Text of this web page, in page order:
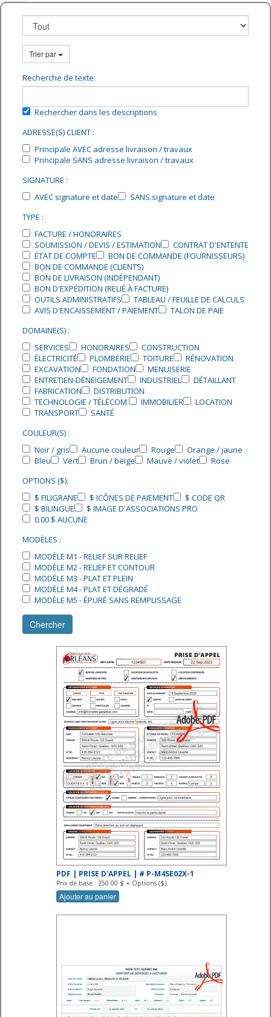
Trier par
Recherche de texte:
Rechercher dans les descriptions
ADRESSE(S) CLIENT :
Principale AVEC adresse livraison / travaux
Principale SANS adresse livraison / travaux
SIGNATURE :
AVEC signature et date
SANS signature et date
TYPE :
FACTURE / HONORAIRES
SOUMISSION / DEVIS / ESTIMATION
CONTRAT D'ENTENTE
ÉTAT DE COMPTE
BON DE COMMANDE (FOURNISSEURS)
BON DE COMMANDE (CLIENTS)
BON DE LIVRAISON (INDÉPENDANT)
BON D'EXPÉDITION (RELIÉ À FACTURE)
OUTILS ADMINISTRATIFS
TABLEAU / FEUILLE DE CALCULS
AVIS D'ENCAISSEMENT / PAIEMENT
TALON DE PAIE
DOMAINE(S) :
SERVICES
HONORAIRES
CONSTRUCTION
ÉLECTRICITÉ
PLOMBERIE TOITURE
RÉNOVATION
EXCAVATION
FONDATION
MENUISERIE
ENTRETIEN-DÉNEIGEMENT
INDUSTRIEL
DÉTAILLANT
FABRICATION
DISTRIBUTION
TECHNOLOGIE / TÉLÉCOM.
IMMOBILIER
LOCATION
TRANSPORT
SANTÉ
COULEUR(S) :
Noir / gris
Aucune couleur Rouge
Orange / jaune
Bleu
Vert Brun / beige Mauve / violet
Rose
OPTIONS ($):
$ FILIGRANE
$ ICÔNES DE PAIEMENT
$ CODE QR
$ BILINGUE
$ IMAGE D'ASSOCIATIONS PRO
0.00 $ AUCUNE
MODÈLES :
MODÈLE M1 - RELIEF SUR RELIEF
MODÈLE M2 - RELIEF ET CONTOUR
MODÈLE M3 - PLAT ET PLEIN
MODÈLE M4 - PLAT ET DÉGRADÉ
MODÈLE M5 - ÉPURÉ SANS REMPLISSAGE
Chercher
PDF | PRISE D'APPEL | # P-M4SE02X-1
Prix de base : 250.00 $ + Options ($)
Ajouter au panier